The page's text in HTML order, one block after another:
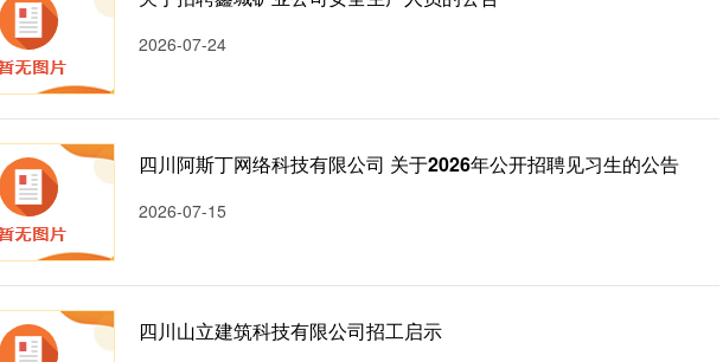
2026-07-24
四川阿斯丁网络科技有限公司 关于2026年公开招聘见习生的公告
2026-07-15
四川山立建筑科技有限公司招工启示